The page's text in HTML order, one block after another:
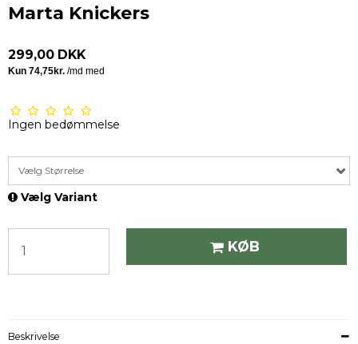
Marta Knickers
299,00 DKK
Ingen bedømmelse
Vælg Størrelse
Vælg Variant
KØB
Beskrivelse